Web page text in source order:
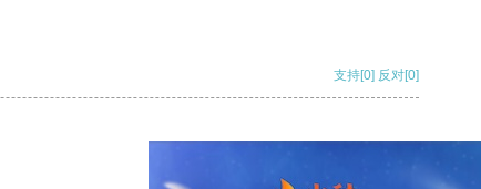
支持[0] 反对[0]
支持